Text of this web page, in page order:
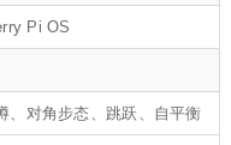
Pi OS
、对角步态、跳跃、自平衡